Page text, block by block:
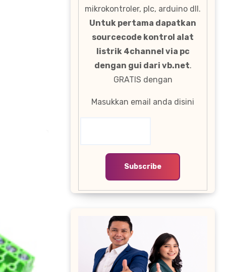
mikrokontroler, plc, arduino dll.
Untuk pertama dapatkan
sourcecode kontrol alat
listrik 4channel via pc
dengan gui dari vb.net.
GRATIS dengan
Masukkan email anda disini